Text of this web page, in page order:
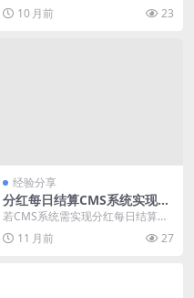
效果 SEO优化网站没排名怎么办 如
何提升网站...
10 月前 23
经验分享
分红每日结算CMS系统实现与
故障排查
若CMS系统需实现分红每日结算功
能，需关注language-php或langu
a... 11 月前 27